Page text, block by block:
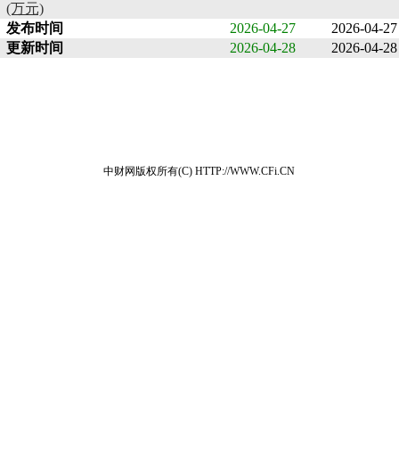
(万元)
发布时间 2026-04-27
2026-04-27
更新时间
2026-04-28 2026-04-28
中财网版权所有(C) HTTP://WWW.CFi.CN